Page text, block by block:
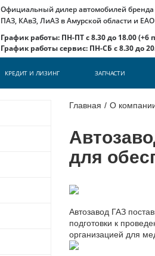
Официальный дилер автомобилей бренда
ПАЗ, КАвЗ, ЛиАЗ в Амурской области и ЕАО
График работы: ПН-ПТ с 8.30 до 18.00 (+6
График работы сервис: ПН-СБ с 8.30 до
КРЕДИТ И ЛИЗИНГ ЗАПЧАСТИ
Главная / О
для
Автозавод ГАЗ
подготовки к
организацией для